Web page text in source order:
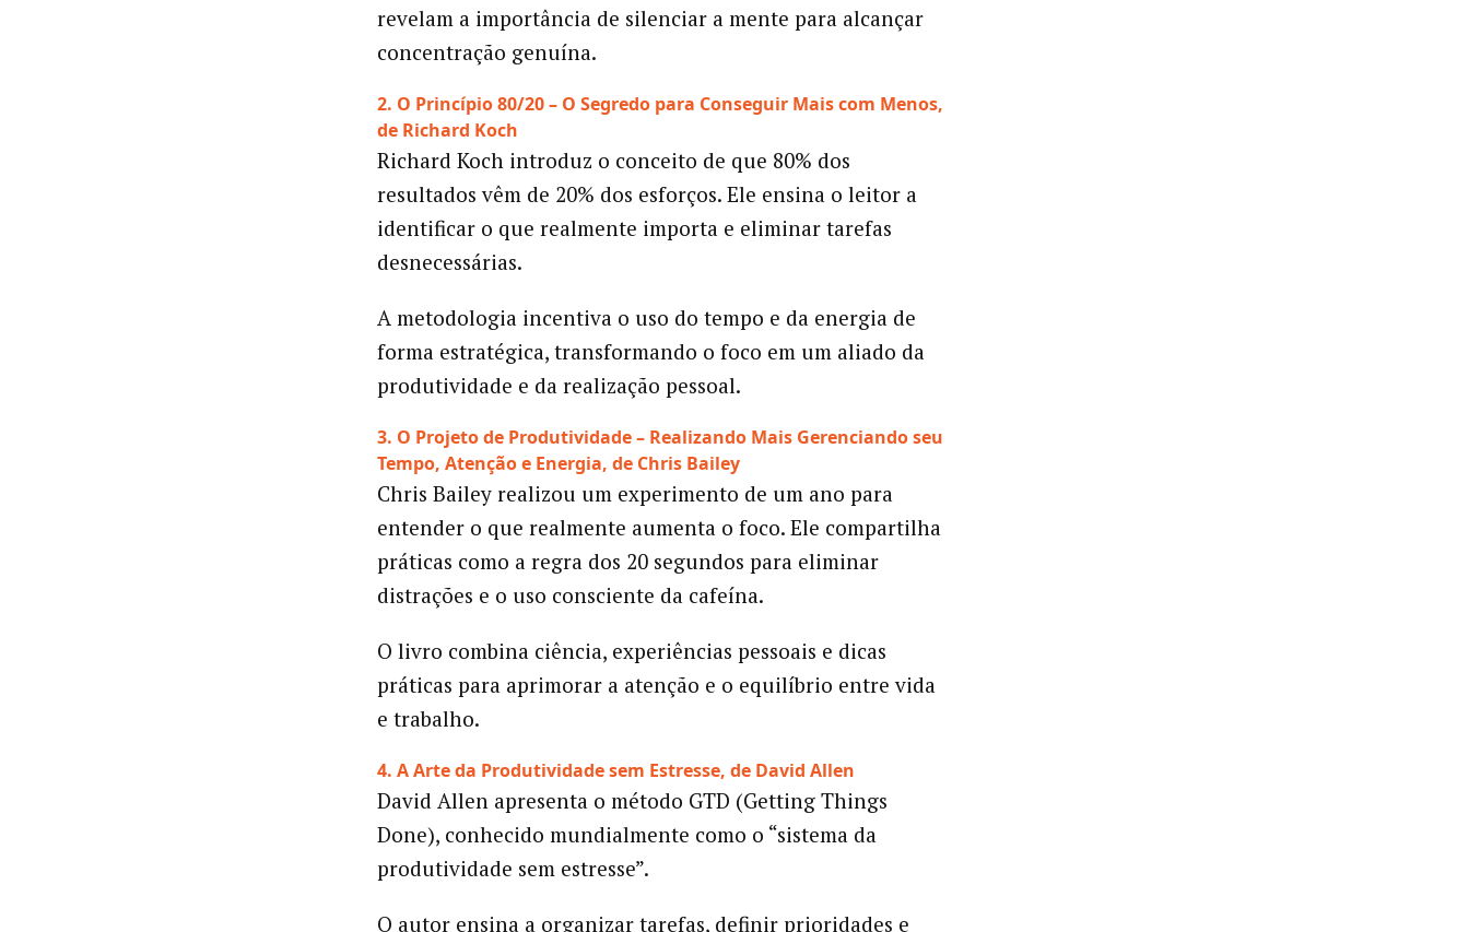
revelam a importância de silenciar a mente para alcançar
concentração genuína.
2. O Princípio 80/20 – O Segredo para Conseguir Mais com Menos,
de Richard Koch
Richard Koch introduz o conceito de que 80% dos
resultados vêm de 20% dos esforços. Ele ensina o leitor a
identificar o que realmente importa e eliminar tarefas
desnecessárias.
A metodologia incentiva o uso do tempo e da energia de
forma estratégica, transformando o foco em um aliado da
produtividade e da realização pessoal.
3. O Projeto de Produtividade – Realizando Mais Gerenciando seu
Tempo, Atenção e Energia, de Chris Bailey
Chris Bailey realizou um experimento de um ano para
entender o que realmente aumenta o foco. Ele compartilha
práticas como a regra dos 20 segundos para eliminar
distrações e o uso consciente da cafeína.
O livro combina ciência, experiências pessoais e dicas
práticas para aprimorar a atenção e o equilíbrio entre vida
e trabalho.
4. A Arte da Produtividade sem Estresse, de David Allen
David Allen apresenta o método GTD (Getting Things
Done), conhecido mundialmente como o “sistema da
produtividade sem estresse”.
O autor ensina a organizar tarefas, definir prioridades e